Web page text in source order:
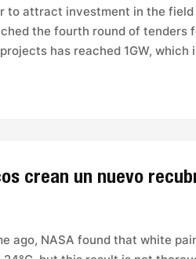
to attract investment in the
the fourth round of tenders
has reached 1GW, which
ago, NASA found that white